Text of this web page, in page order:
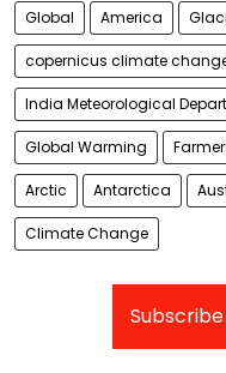
Global America
copernicus climate
India Meteorological
Global Warming
Arctic Antarctica
Climate Change